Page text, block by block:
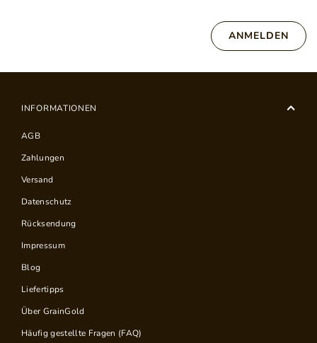
ANMELDEN
INFORMATIONEN
AGB
Zahlungen
Versand
Datenschutz
Rücksendung
Impressum
Blog
Liefertipps
Über GrainGold
Häufig gestellte Fragen (FAQ)